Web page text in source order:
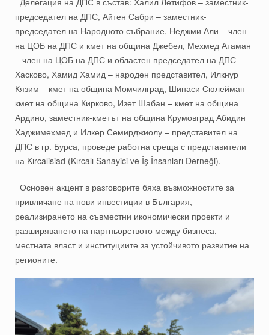
председател на ДПС, Айтен Сабри – заместник-
председател на Народното събрание, Неджми Али – член
на ЦОБ на ДПС и кмет на община Джебел, Мехмед Атаман
– член на ЦОБ на ДПС и областен председател на ДПС –
Хасково, Хамид Хамид – народен представител, Илкнур
Кязим – кмет на община Момчилград, Шинаси Сюлейман –
кмет на община Кирково, Изет Шабан – кмет на община
Ардино, заместник-кметът на община Крумовград Абидин
Хаджимехмед и Илкер Семирджиолу – представител на
ДПС в гр. Бурса, проведе работна среща с представители
на Kırcalisiad (Kırcalı Sanayici ve İş İnsanları Derneği).
Основен акцент в разговорите бяха възможностите за
привличане на нови инвестиции в България,
реализирането на съвместни икономически проекти и
разширяването на партньорството между бизнеса,
местната власт и институциите за устойчивото развитие на
регионите.